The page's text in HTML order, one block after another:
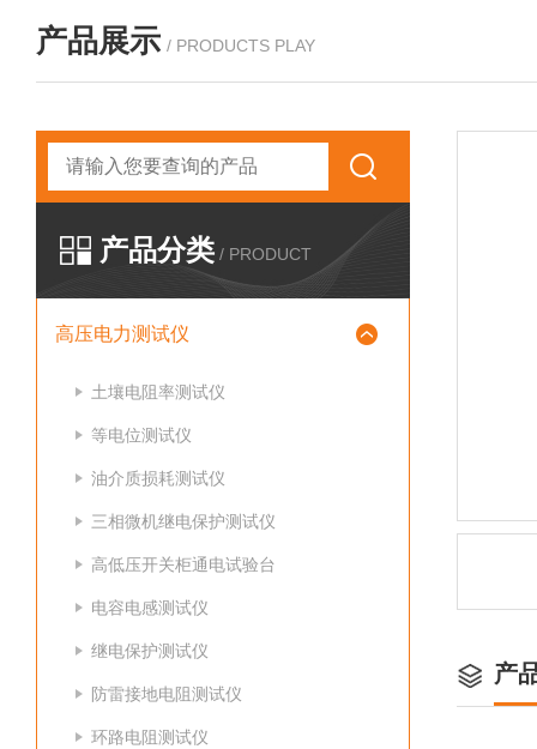
产品展示 / PRODUCTS PLAY
产品分类 / PRODUCT
高压电力测试仪
土壤电阻率测试仪
等电位测试仪
油介质损耗测试仪
三相微机继电保护测试仪
高低压开关柜通电试验台
电容电感测试仪
继电保护测试仪
防雷接地电阻测试仪
环路电阻测试仪
产